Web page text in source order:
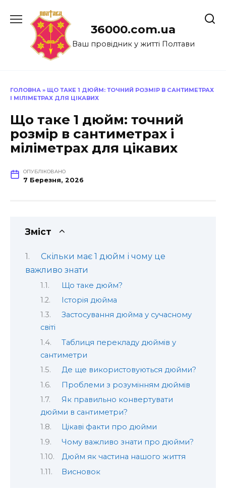
до
36000.com.ua
Ваш провідник у житті Полтави
ГОЛОВНА » ЩО ТАКЕ 1 ДЮЙМ: ТОЧНИЙ РОЗМІР В САНТИМЕТРАХ
І МІЛІМЕТРАХ ДЛЯ ЦІКАВИХ
Що таке 1 дюйм: точний
розмір в сантиметрах і
міліметрах для цікавих
ОПУБЛІКОВАНО
7 Березня, 2026
Зміст
Скільки має 1 дюйм і чому це
важливо знати
Що таке дюйм?
Історія дюйма
Застосування дюйма у сучасному
світі
Таблиця перекладу дюймів у
сантиметри
Де ще використовуються дюйми?
Проблеми з розумінням дюймів
Як правильно конвертувати
дюйми в сантиметри?
Цікаві факти про дюйми
Чому важливо знати про дюйми?
Дюйм як частина нашого життя
Висновок